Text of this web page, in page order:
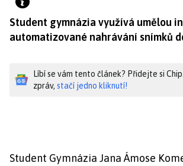
Student gymnázia využívá umělou
automatizované nahrávání snímků
Líbí se vám tento článek? Přidejte si
zpráv, stačí jedno kliknutí!
Student Gymnázia Jana Ámose